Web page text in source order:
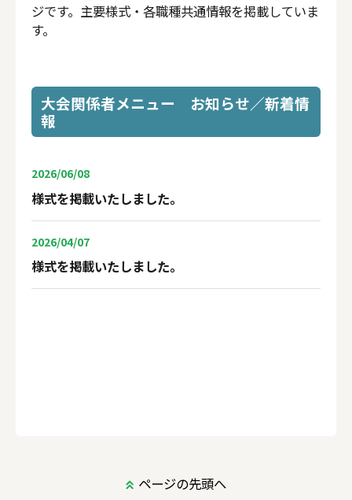
2026/07/21
電気工事職種の競技課題等
2026/07/16
電気工事職種の競技課題等 を更新いたしました。
フライス盤、電気工事職種の競技課題等
しました。
2026/07/13
自動車整備職種の競技課題等
ジです。主要様式・各職種共通情報を掲載していま
す。
大会関係者メニュー お知らせ／新着情
報
2026/06/08
様式を掲載いたしました。
2026/04/07
様式を掲載いたしました。
ページの先頭へ